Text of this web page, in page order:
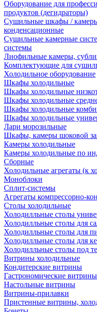
Оборудование для
продуктов (дегидраторы)
Сушильные шкафы /
конденсационные
Сушильные камерные
системы
Лиофильные камеры,
Комплектующие для
Холодильное оборудование
Шкафы холодильные
Шкафы холодильные
Шкафы холодильные
Шкафы холодильные
Шкафы холодильные
Лари морозильные
Шкафы, камеры шоковой
Камеры холодильные
Камеры холодильные по
Сборные
Холодильные агрегаты (к
Моноблоки
Сплит-системы
Агрегаты компрессорно-
Столы холодильные
Холодилльные столы
Холодилльные столы для
Холодилльные столы для
Холодилльные столы для
Холодилльные столы под
Витрины холодильные
Кондитерские витрины
Гастрономические витрины
Настольные витрины
Витрины-прилавки
Пристенные витрины,